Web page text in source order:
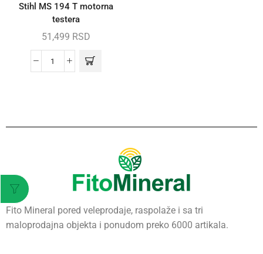
Stihl MS 194 T motorna
testera
51,499 RSD
Fito Mineral pored veleprodaje, raspolaže i sa tri
maloprodajna objekta i ponudom preko 6000 artikala.